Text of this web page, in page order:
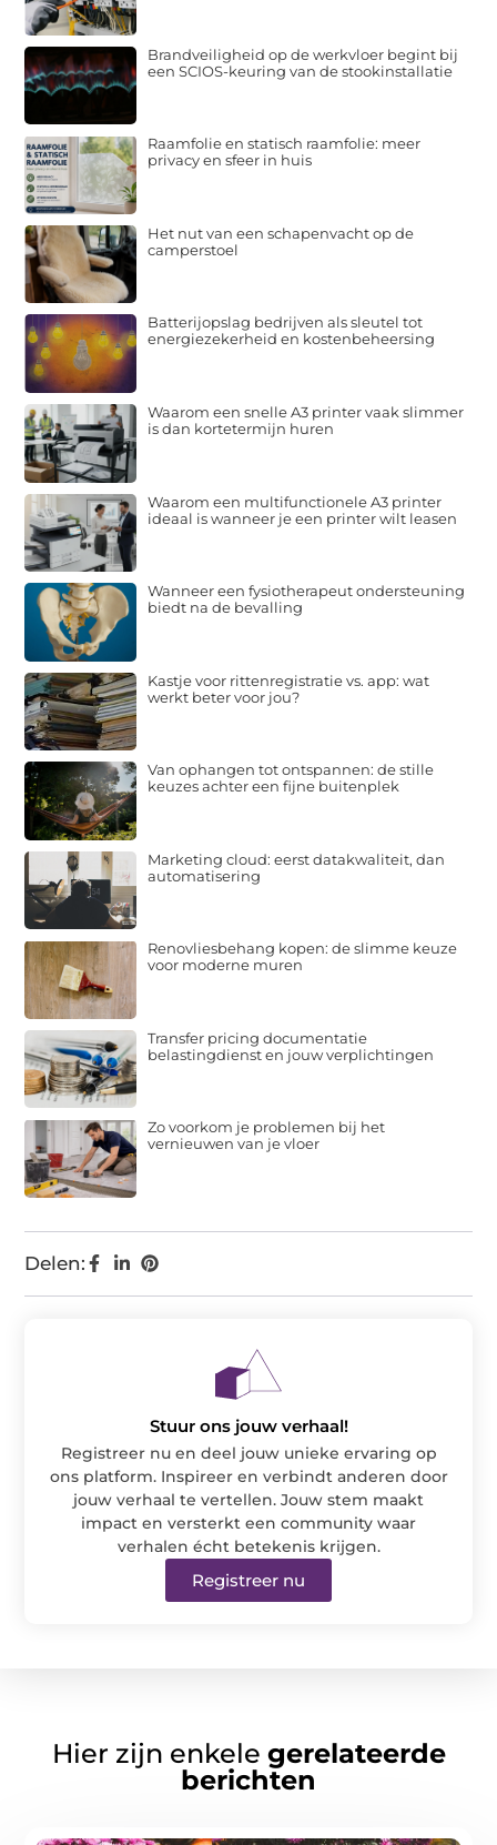
Delen:
Brandveiligheid op de werkvloer begint bij
een SCIOS-keuring van de stookinstallatie
Raamfolie en statisch raamfolie: meer
privacy en sfeer in huis
Het nut van een schapenvacht op de
camperstoel
Batterijopslag bedrijven als sleutel tot
energiezekerheid en kostenbeheersing
Waarom een snelle A3 printer vaak slimmer
is dan kortetermijn huren
Waarom een multifunctionele A3 printer
ideaal is wanneer je een printer wilt leasen
Wanneer een fysiotherapeut ondersteuning
biedt na de bevalling
Kastje voor rittenregistratie vs. app: wat
werkt beter voor jou?
Van ophangen tot ontspannen: de stille
keuzes achter een fijne buitenplek
Marketing cloud: eerst datakwaliteit, dan
automatisering
Renovliesbehang kopen: de slimme keuze
voor moderne muren
Transfer pricing documentatie
belastingdienst en jouw verplichtingen
Zo voorkom je problemen bij het
vernieuwen van je vloer
Stuur ons jouw verhaal!
Registreer nu en deel jouw unieke ervaring op
ons platform. Inspireer en verbindt anderen door
jouw verhaal te vertellen. Jouw stem maakt
impact en versterkt een community waar
verhalen écht betekenis krijgen.
Registreer nu
Hier zijn enkele gerelateerde
berichten